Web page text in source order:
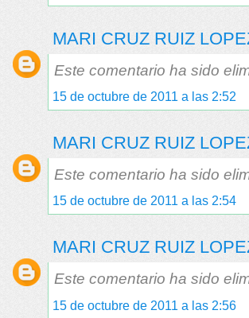
MARI CRUZ RUIZ
Este comentario ha sido
15 de octubre de 2011 a las 2:52
MARI CRUZ RUIZ
Este comentario ha sido
15 de octubre de 2011 a las 2:54
MARI CRUZ RUIZ
Este comentario ha sido
15 de octubre de 2011 a las 2:56